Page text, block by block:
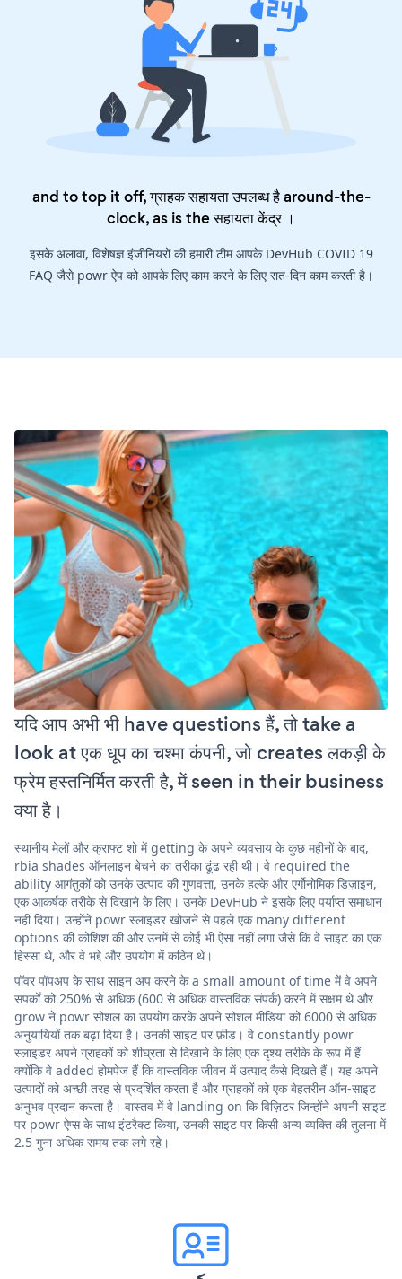
and to top it off, ग्राहक सहायता उपलब्ध है around-the-
clock, as is theसहायता केंद्र।
इसके अलावा, विशेषज्ञ इंजीनियरों की हमारी टीम आपके DevHub COVID 19
FAQ जैसे powr ऐप को आपके लिए काम करने के लिए रात-दिन काम करती है।
यदि आप अभी भी have questions हैं, तो take a
look at एक धूप का चश्मा कंपनी, जो creates लकड़ी के
फ्रेम हस्तनिर्मित करती है, में seen in their business
क्या है।
स्थानीय मेलों और क्राफ्ट शो में getting के अपने व्यवसाय के कुछ महीनों के बाद,
rbia shades ऑनलाइन बेचने का तरीका ढूंढ रही थी। वे required the
ability आगंतुकों को उनके उत्पाद की गुणवत्ता, उनके हल्के और एर्गोनोमिक डिज़ाइन,
एक आकर्षक तरीके से दिखाने के लिए। उनके DevHub ने इसके लिए पर्याप्त समाधान
नहीं दिया। उन्होंने powr स्लाइडर खोजने से पहले एक many different
options की कोशिश की और उनमें से कोई भी ऐसा नहीं लगा जैसे कि वे साइट का एक
हिस्सा थे, और वे भद्दे और उपयोग में कठिन थे।
पॉवर पॉपअप के साथ साइन अप करने के a small amount of time में वे अपने
संपर्कों को 250% से अधिक (600 से अधिक वास्तविक संपर्क) करने में सक्षम थे और
grow ने powr सोशल का उपयोग करके अपने सोशल मीडिया को 6000 से अधिक
अनुयायियों तक बढ़ा दिया है। उनकी साइट पर फ़ीड। वे constantly powr
स्लाइडर अपने ग्राहकों को शीघ्रता से दिखाने के लिए एक दृश्य तरीके के रूप में हैं
क्योंकि वे added होमपेज हैं कि वास्तविक जीवन में उत्पाद कैसे दिखते हैं। यह अपने
उत्पादों को अच्छी तरह से प्रदर्शित करता है और ग्राहकों को एक बेहतरीन ऑन-साइट
अनुभव प्रदान करता है। वास्तव में वे landing on कि विज़िटर जिन्होंने अपनी साइट
पर powr ऐप्स के साथ इंटरैक्ट किया, उनकी साइट पर किसी अन्य व्यक्ति की तुलना में
2.5 गुना अधिक समय तक लगे रहे।